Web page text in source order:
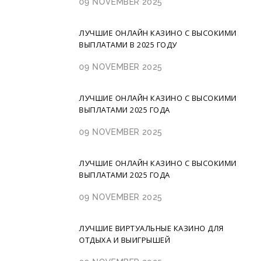
ЛУЧШИЕ ОНЛАЙН КАЗИНО С ВЫСОКИМИ
ВЫПЛАТАМИ В 2025 ГОДУ
09 NOVEMBER 2025
ЛУЧШИЕ ОНЛАЙН КАЗИНО С ВЫСОКИМИ
ВЫПЛАТАМИ 2025 ГОДА
09 NOVEMBER 2025
ЛУЧШИЕ ОНЛАЙН КАЗИНО С ВЫСОКИМИ
ВЫПЛАТАМИ 2025 ГОДА
09 NOVEMBER 2025
ЛУЧШИЕ ВИРТУАЛЬНЫЕ КАЗИНО ДЛЯ
ОТДЫХА И ВЫИГРЫШЕЙ